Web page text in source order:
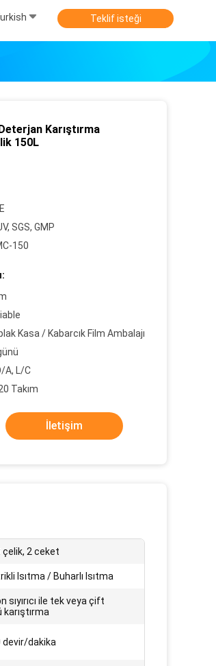
Teklif isteği
Karıştırma
150L
SGS, GMP
150
Kasa / Kabarcık Film Ambalajı
A, L/C
Takım
İletişim
çelik, 2 ceket
Isıtma / Buharlı Isıtma
sıyırıcı ile tek veya çift
karıştırma
devir/dakika